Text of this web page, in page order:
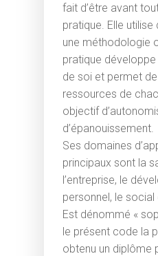
fait d’être avant
pratique. Elle
une méthodologie
pratique
de soi et permet
ressources de
objectif
d’épanouissement.
Ses domaines
principaux sont la
l’entreprise, le
personnel, le social
Est dénommé «
le présent code la
obtenu un diplôme